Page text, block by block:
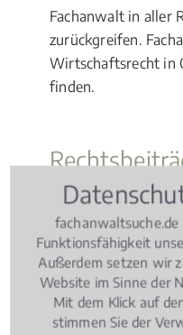
Fachanwalt in aller
zurückgreifen.
Wirtschaftsrecht in
finden.
Wissen Aktuell,
Zulassung,
Studierende
fachanwaltsuche.de
Funktionsfähigkeit
Außerdem setzen wir
Website im Sinne der
Mit dem Klick auf
stimmen Sie der